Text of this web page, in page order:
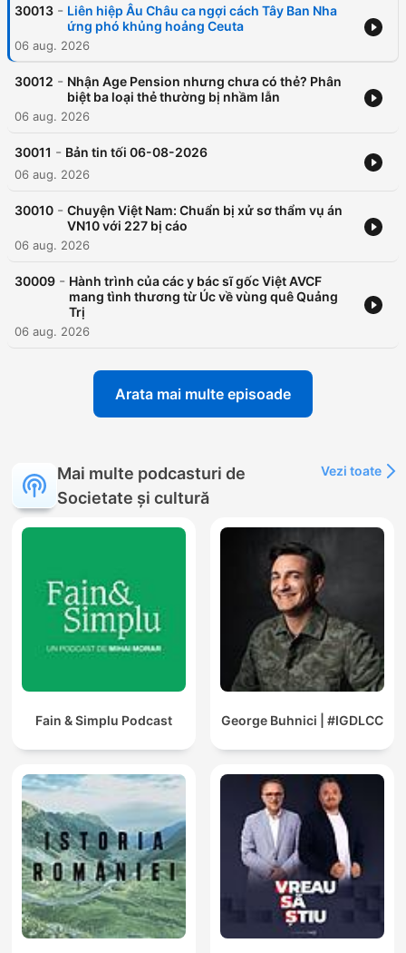
30013 - Liên hiệp Âu Châu ca ngợi cách Tây Ban Nha
ứng phó khủng hoảng Ceuta
06 aug. 2026
30012 - Nhận Age Pension nhưng chưa có thẻ? Phân
biệt ba loại thẻ thường bị nhầm lẫn
06 aug. 2026
30011 - Bản tin tối 06-08-2026
06 aug. 2026
30010 - Chuyện Việt Nam: Chuẩn bị xử sơ thẩm vụ án
VN10 với 227 bị cáo
06 aug. 2026
30009 - Hành trình của các y bác sĩ gốc Việt AVCF
mang tình thương từ Úc về vùng quê Quảng
Trị
06 aug. 2026
Arata mai multe episoade
Mai multe podcasturi de
Societate și cultură
Vezi toate
Fain & Simplu Podcast George Buhnici | #IGDLCC